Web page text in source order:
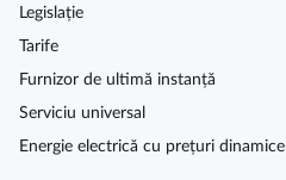
Legislație
Tarife
Furnizor de ultimă instanță
Serviciu universal
Energie electrică cu prețuri dinamice